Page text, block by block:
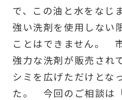
で、この油と水をなじ
強い洗剤を使用しない
ことはできません。
強力な洗剤が販売され
シミを広げただけとな
た。 今回のご相談は